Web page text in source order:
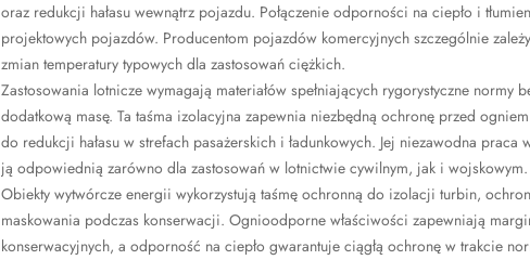
oraz redukcji hałasu wewnątrz pojazdu. Połączenie odporności na ciepło i
projektowych pojazdów. Producentom pojazdów komercyjnych szczególnie
zmian temperatury typowych dla zastosowań ciężkich.
Zastosowania lotnicze wymagają materiałów spełniających rygorystyczne
dodatkową masę. Ta taśma izolacyjna zapewnia niezbędną ochronę przed
do redukcji hałasu w strefach pasażerskich i ładunkowych. Jej niezawodna
ją odpowiednią zarówno dla zastosowań w lotnictwie cywilnym, jak i wojskowym.
Obiekty wytwórcze energii wykorzystują taśmę ochronną do izolacji turbin,
maskowania podczas konserwacji. Ognioodporne właściwości zapewniają
konserwacyjnych, a odporność na ciepło gwarantuje ciągłą ochronę w trakcie